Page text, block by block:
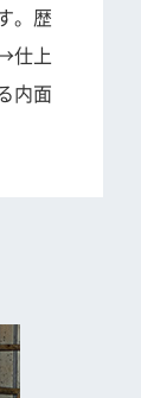
。歴
仕上
内面